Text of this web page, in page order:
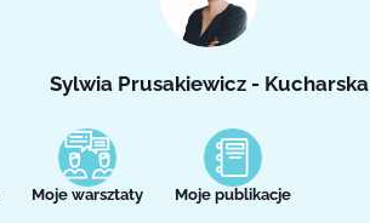
Sylwia Prusakiewicz - Kucharska
Moje warsztaty Moje publikacje